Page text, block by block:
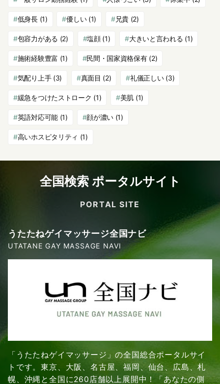
低身長(1) 優しい(1) 兄貴(2)
包容力がある (2) 塩顔(1) 大きいと言われる (1)
施術経験豊富 (1) 民間・国家資格保有(2)
気配り上手(3) 真面目 (2) 礼儀正しい(3)
緩急をつけたストローク (1) 美肌 (1)
英語対応可能(1) 顔が濃い (1)
高いホスピタリティ (1)
全国検索 ポータルサイト
PORTAL SITE
うたたねゲイマッサージ全国ナビ
UTATANE GAY MASSAGE NAVI
「うたたねゲイマッサージ」の全国総合ポータルサイ
トです。東京、大阪、名古屋、福岡、仙台、広島、札
幌、沖縄と全国に260店舗以上展開中！「あなたの側